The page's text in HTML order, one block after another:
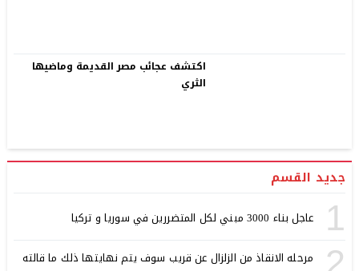
اكتشف عجائب مصر القديمة وماضيها
الثري
جديد القسم
1 عاجل بناء 3000 مبني لكل المتضررين في سوريا و تركيا
2
مرحله الانقاذ من الزلزال عن قريب سوف يتم نهايتها ذلك ما قالته